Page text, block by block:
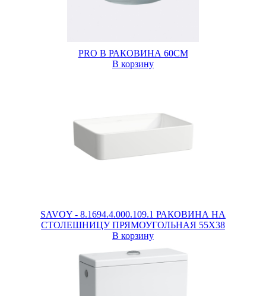
PRO B РАКОВИНА 60СМ
В корзину
SAVOY - 8.1694.4.000.109.1 РАКОВИНА НА
СТОЛЕШНИЦУ ПРЯМОУГОЛЬНАЯ 55X38
В корзину